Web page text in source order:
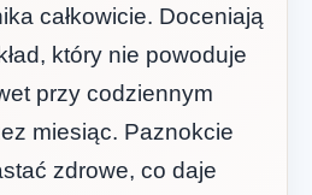
całkowicie. Doceniają
który nie powoduje
przy codziennym
miesiąc. Paznokcie
zdrowe, co daje